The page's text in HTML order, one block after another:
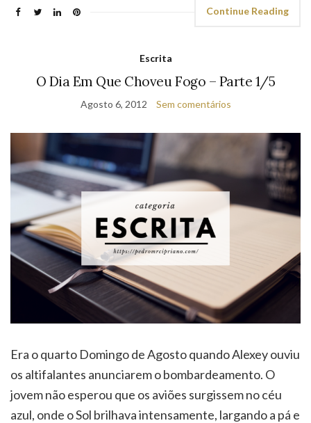
Continue Reading
Escrita
O Dia Em Que Choveu Fogo – Parte 1/5
Agosto 6, 2012 Sem comentários
Era o quarto Domingo de Agosto quando Alexey ouviu
os altifalantes anunciarem o bombardeamento. O
jovem não esperou que os aviões surgissem no céu
azul, onde o Sol brilhava intensamente, largando a pá e